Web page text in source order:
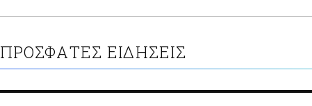
ΠΡΟΣΦΑΤΕΣ ΕΙΔΗΣΕΙΣ